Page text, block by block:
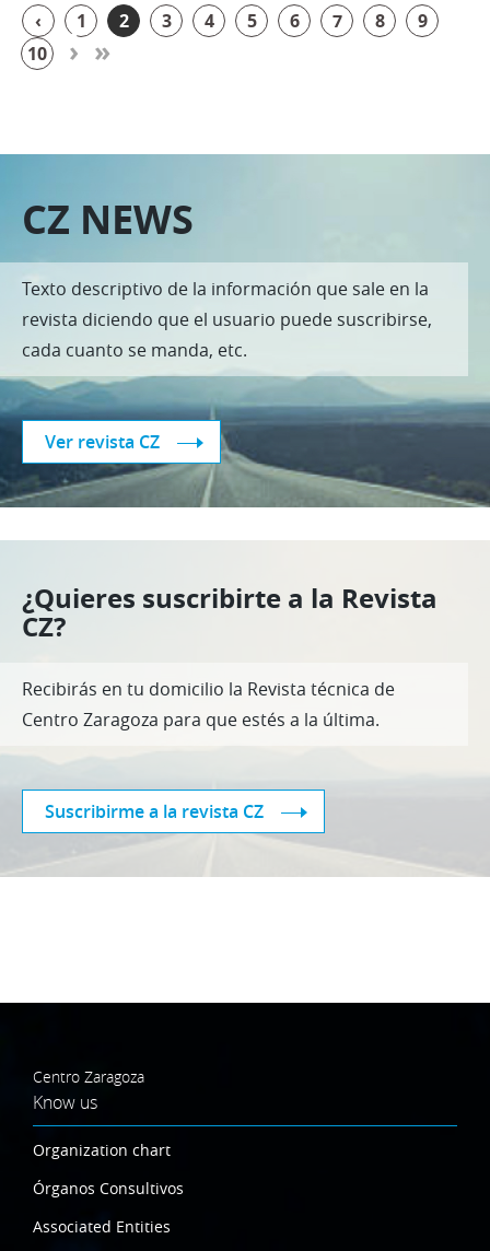
‹ 1 2 3 4 5 6 7 8
9
10
› »
CZ NEWS
Texto descriptivo de la información que sale en la
revista diciendo que el usuario puede suscribirse,
cada cuanto se manda, etc.
Ver revista CZ
¿Quieres suscribirte a la Revista
CZ?
Recibirás en tu domicilio la Revista técnica de
Centro Zaragoza para que estés a la última.
Suscribirme a la revista CZ
Centro Zaragoza
Know us
Organization chart
Órganos Consultivos
Associated Entities